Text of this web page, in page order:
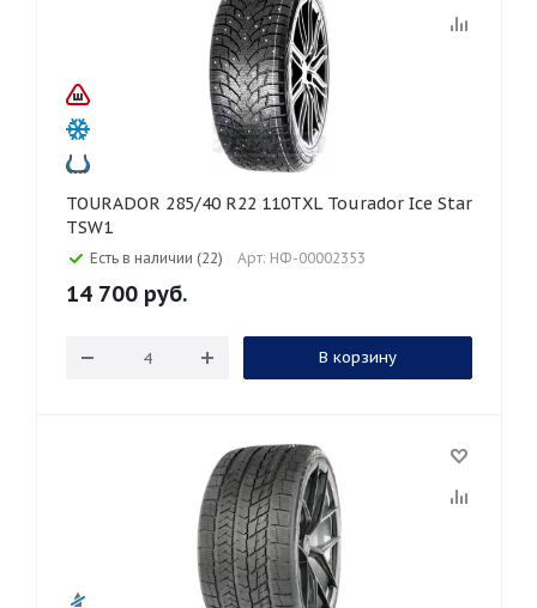
TOURADOR 285/40 R22 110TXL Tourador Ice Star
TSW1
Есть в наличии (22) Арт: НФ-00002353
14 700 руб.
В корзину